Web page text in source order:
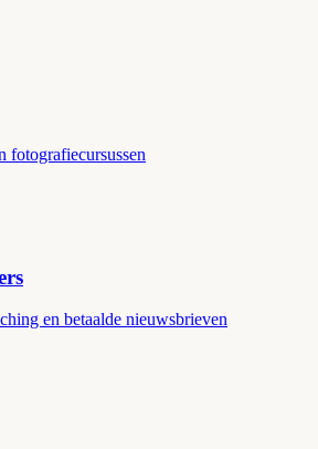
fotografiecursussen
en betaalde nieuwsbrieven